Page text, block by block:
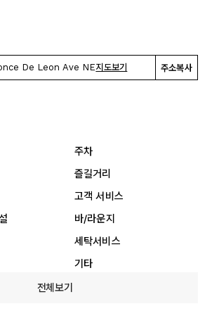
De Leon Ave NE지도보기 주소복사
주차
즐길거리
고객 서비스
바/라운지
세탁서비스
기타
전체보기